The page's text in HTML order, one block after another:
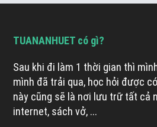
TUANANHUET có gì?
Sau khi đi làm 1 thời gian thì
mình đã trải qua, học hỏi được
này cũng sẽ là nơi lưu trữ tất cả
internet, sách vở, ...